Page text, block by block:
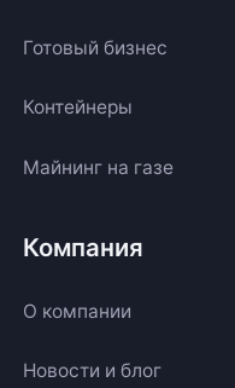
Готовый бизнес
Контейнеры
Майнинг на газе
Компания
О компании
Новости и блог